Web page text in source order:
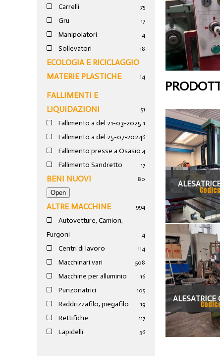
Carrelli 75
Gru 17
Manipolatori 4
Sollevatori 18
ECOLOGIA E RICICLAGGIO
MATERIE PLASTICHE
14
FALLIMENTI E
LIQUIDAZIONI
51
Fallimento a del 21-03-2025 1
Fallimento a del 25-07-20246
Fallimento presse a Osasio 4
Fallimento Sandretto 17
BENI NUOVI 80
ALTRE MACCHINE 994
Autovetture, Camion,
Furgoni
4
Centri di lavoro 114
Macchinari vari 508
Macchine per alluminio 16
Punzonatrici 105
Raddrizzafilo, piegafilo 19
Rettifiche 117
Lapidelli 36